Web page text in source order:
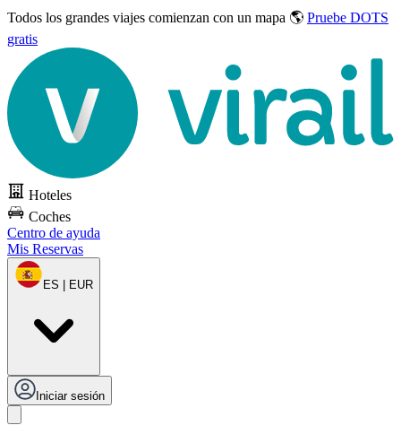
Todos los grandes viajes comienzan con un mapa 🌎 Pruebe DOTS
gratis
Hoteles
Coches
Centro de ayuda
Mis Reservas
ES | EUR
Iniciar sesión